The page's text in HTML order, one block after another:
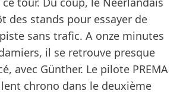
des stands pour essayer de
sans trafic. A onze minutes
il se retrouve presque
avec Günther. Le pilote PREMA
chrono dans le deuxième